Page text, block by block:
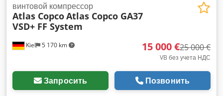
Kiel 5 170 km
винтовой компрессор
Atlas CopcoAtlas Copco GA37
VSD+ FF System
15 000 €25 000 €
VB без учета НДС
Запросить Позвонить